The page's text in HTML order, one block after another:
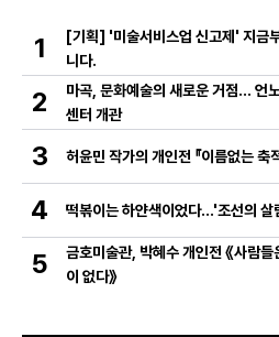
1
[기획] '미술서비스업 신고제' 지금
니다.
2
마곡, 문화예술의 새로운 거점… 언
센터 개관
3 허윤민 작가의 개인전 『이름없는 축
4 떡볶이는 하얀색이었다...'조선의 살
5
금호미술관, 박혜수 개인전 《사람들은 진실에 관심
이 없다》